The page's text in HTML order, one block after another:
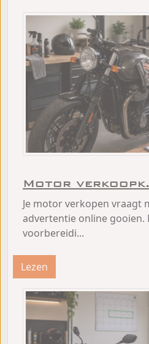
Motor
Je motor verkopen vraagt
advertentie online gooien.
voorbereidi...
Lezen